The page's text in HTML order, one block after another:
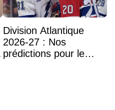
Division Atlantique
2026-27 : Nos
prédictions pour le